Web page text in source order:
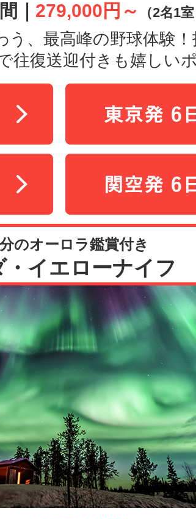
｜ 279,000円～ （2名1室
う、最高峰の野球体験！
往復送迎付きも嬉しい
のオーロラ鑑賞付き
・イエローナイフ